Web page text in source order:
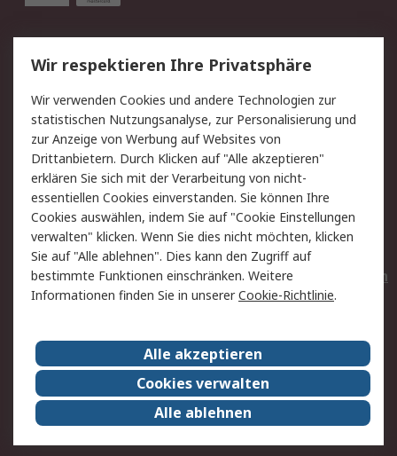
Service
Value Added Services
Lieferlösungen
Rücksendungen
Kontakt
Hilfe
Privatkunden
Rechtliches
AGB
Datenschutz
Cookie-Richtlinie
Zahlungsbedingungen
Copyright/Impressum
Entsorgung
Elektrogeräte/Batterien
RS weltweit
Karriere bei RS
Nachhaltigkeit
Qualität/Umwelt/ZertifikatePresse-Center
Event-Center
Wir respektieren Ihre Privatsphäre
Wir verwenden Cookies und andere Technologien zur
statistischen Nutzungsanalyse, zur Personalisierung und
zur Anzeige von Werbung auf Websites von
Drittanbietern. Durch Klicken auf "Alle akzeptieren"
erklären Sie sich mit der Verarbeitung von nicht-
essentiellen Cookies einverstanden. Sie können Ihre
Cookies auswählen, indem Sie auf "Cookie Einstellungen
verwalten" klicken. Wenn Sie dies nicht möchten, klicken
Sie auf "Alle ablehnen". Dies kann den Zugriff auf
bestimmte Funktionen einschränken. Weitere
Informationen finden Sie in unsererCookie-Richtlinie.
Alle akzeptieren
Cookies verwalten
Alle ablehnen